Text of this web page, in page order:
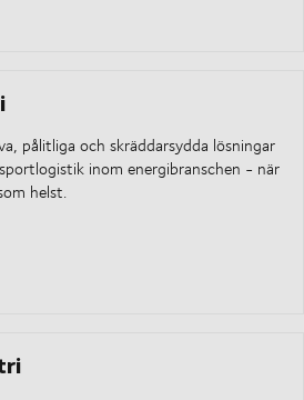
pålitliga och skräddarsydda lösningar
inom energibranschen - när
helst.